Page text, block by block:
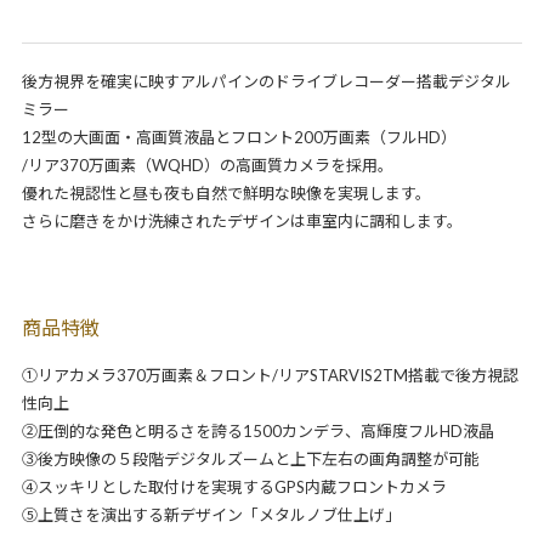
後方視界を確実に映すアルパインのドライブレコーダー搭載デジタル
ミラー
12型の大画面・高画質液晶とフロント200万画素（フルHD）
/リア370万画素（WQHD）の高画質カメラを採用。
優れた視認性と昼も夜も自然で鮮明な映像を実現します。
さらに磨きをかけ洗練されたデザインは車室内に調和します。
商品特徴
①リアカメラ370万画素＆フロント/リアSTARVIS2TM搭載で後方視認
性向上
②圧倒的な発色と明るさを誇る1500カンデラ、高輝度フルHD液晶
③後方映像の５段階デジタルズームと上下左右の画角調整が可能
④スッキリとした取付けを実現するGPS内蔵フロントカメラ
⑤上質さを演出する新デザイン「メタルノブ仕上げ」